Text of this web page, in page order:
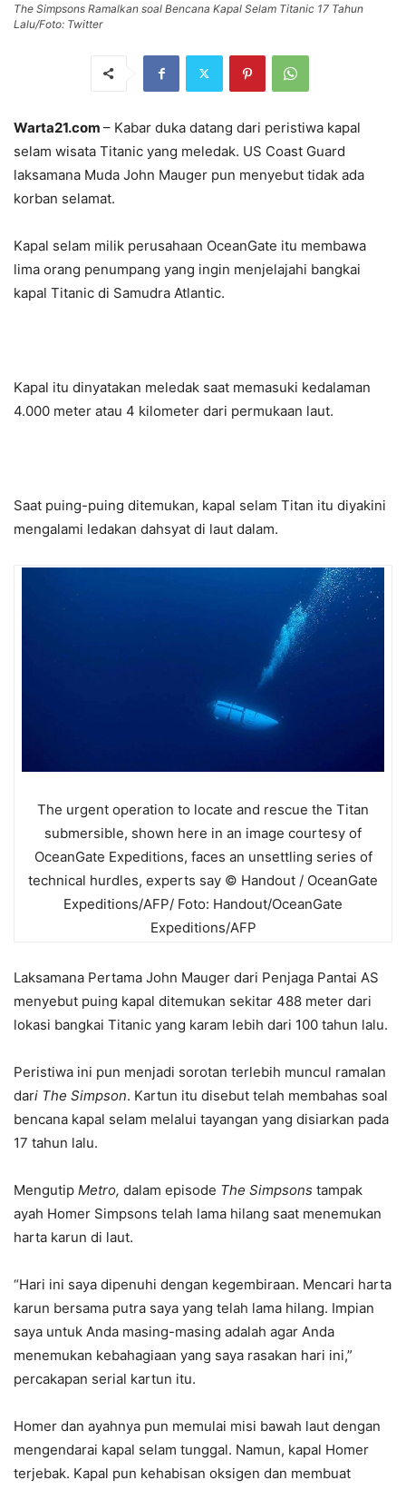
The Simpsons Ramalkan soal Bencana Kapal Selam Titanic 17 Tahun
Lalu/Foto: Twitter
Warta21.com – Kabar duka datang dari peristiwa kapal
selam wisata Titanic yang meledak. US Coast Guard
laksamana Muda John Mauger pun menyebut tidak ada
korban selamat.
Kapal selam milik perusahaan OceanGate itu membawa
lima orang penumpang yang ingin menjelajahi bangkai
kapal Titanic di Samudra Atlantic.
Kapal itu dinyatakan meledak saat memasuki kedalaman
4.000 meter atau 4 kilometer dari permukaan laut.
Saat puing-puing ditemukan, kapal selam Titan itu diyakini
mengalami ledakan dahsyat di laut dalam.
The urgent operation to locate and rescue the Titan
submersible, shown here in an image courtesy of
OceanGate Expeditions, faces an unsettling series of
technical hurdles, experts say © Handout / OceanGate
Expeditions/AFP/ Foto: Handout/OceanGate
Expeditions/AFP
Laksamana Pertama John Mauger dari Penjaga Pantai AS
menyebut puing kapal ditemukan sekitar 488 meter dari
lokasi bangkai Titanic yang karam lebih dari 100 tahun lalu.
Peristiwa ini pun menjadi sorotan terlebih muncul ramalan
dari The Simpson. Kartun itu disebut telah membahas soal
bencana kapal selam melalui tayangan yang disiarkan pada
17 tahun lalu.
Mengutip Metro, dalam episode The Simpsons tampak
ayah Homer Simpsons telah lama hilang saat menemukan
harta karun di laut.
“Hari ini saya dipenuhi dengan kegembiraan. Mencari harta
karun bersama putra saya yang telah lama hilang. Impian
saya untuk Anda masing-masing adalah agar Anda
menemukan kebahagiaan yang saya rasakan hari ini,”
percakapan serial kartun itu.
Homer dan ayahnya pun memulai misi bawah laut dengan
mengendarai kapal selam tunggal. Namun, kapal Homer
terjebak. Kapal pun kehabisan oksigen dan membuat